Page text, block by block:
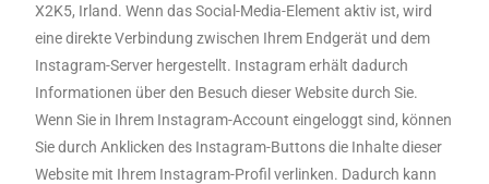
X2K5, Irland. Wenn das Social-Media-Element aktiv ist, wird
eine direkte Verbindung zwischen Ihrem Endgerät und dem
Instagram-Server hergestellt. Instagram erhält dadurch
Informationen über den Besuch dieser Website durch Sie.
Wenn Sie in Ihrem Instagram-Account eingeloggt sind, können
Sie durch Anklicken des Instagram-Buttons die Inhalte dieser
Website mit Ihrem Instagram-Profil verlinken. Dadurch kann